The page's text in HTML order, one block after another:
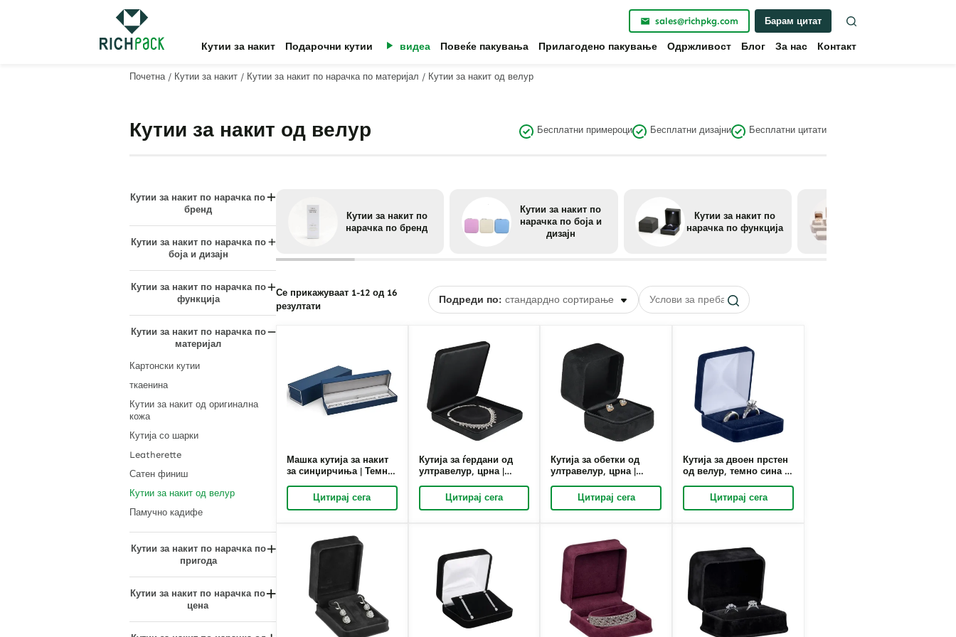
sales@richpkg.com Барам цитат
Кутии за накит Подарочни кутии видеа Повеќе пакувања Прилагодено пакување Одржливост Блог За нас Контакт
Почетна/ Кутии за накит / Кутии за накит по нарачка по материјал / Кутии за накит од велур
Кутии за накит од велур Бесплатни примероци Бесплатни дизајни Бесплатни цитати
Кутии за накит по нарачка по
бренд
Кутии за накит Bvlgari
Картие кутии за накит
Кутии за накит Тифани и Ко
Кутии за накит по нарачка по
боја и дизајн
Црни кутии за накит
Јаглен од сива боја
Кутии за накит со дијаманти
Златни кутии за накит
Мат црна
Металик беж
Кутии за накит со шари
Кутии за накит по нарачка по
функција
Кутии за накит отпорни на
прашина
Кутии за накит со држач за
складирање
Кутии за накит по нарачка по
материјал
Картонски кутии
ткаенина
Кутии за накит од оригинална
кожа
Кутија со шарки
Leatherette
Сатен финиш
Кутии за накит од велур
Памучно кадифе
Кутии за накит по нарачка по
пригода
Кутии за накит за годишнина
Божиќ
Денот на таткото
Кутии за накит по нарачка по
цена
Достапни кутии за накит
Кутии за накит по
нарачка по бренд
Кутии за накит по
нарачка по боја и
дизајн
Кутии за накит по
нарачка по функција
Се прикажуваат 1-12 од 16
резултати
Подреди по:
Машка кутија за накит
за синџирчиња | Темно
амбалажа што не
заплеткува | Richpack
Цитирај сега
Кутија за ѓердани од
ултравелур, црна |
и прикажување на
луксузен накит по
Цитирај сега
Кутија за обетки од
ултравелур, црна |
на луксузен накит по
нарачка – Richpack
Цитирај сега
Кутија за двоен прстен
од велур, темно сина |
на луксузен накит по
нарачка – Richpack
Цитирај сега